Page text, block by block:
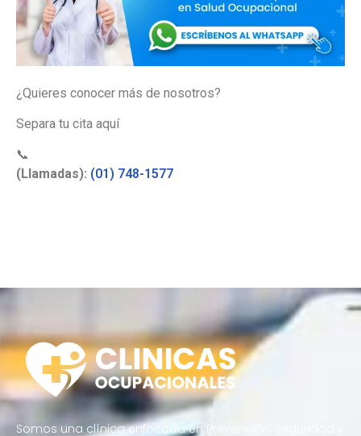
¿Quieres conocer más de nosotros?
Separa tu cita aquí
📞
(Llamadas): (01) 748-1577
Somos una clínica enfocada en Prevención, Seguridad y